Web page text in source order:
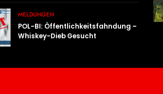
„PräsenzPlus“
MELDUNGEN
POL-BI: Öffentlichkeitsfahndung –
Whiskey-Dieb Gesucht